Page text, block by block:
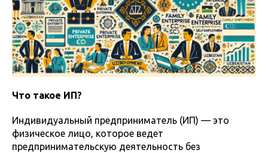
Что такое ИП?
Индивидуальный предприниматель (ИП) — это
физическое лицо, которое ведет
предпринимательскую деятельность без